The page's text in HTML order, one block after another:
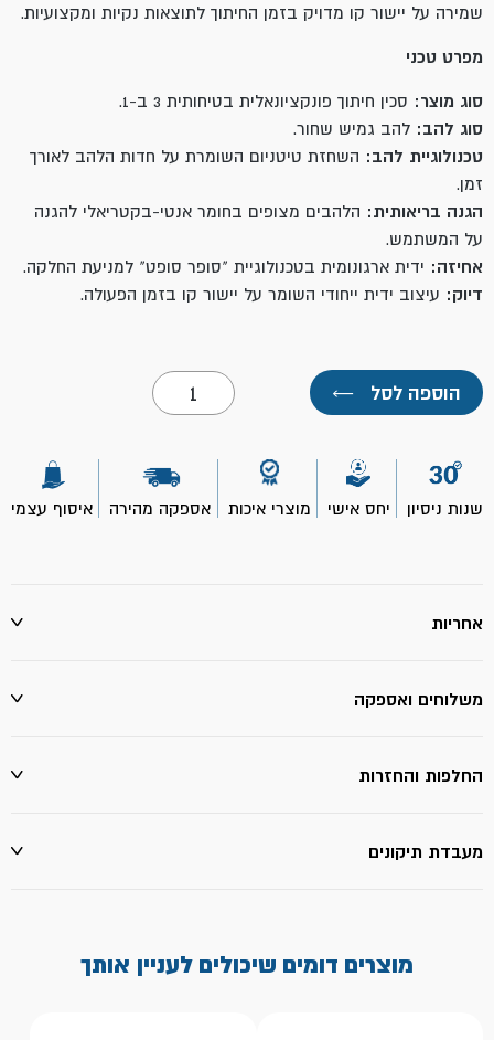
שמירה על יישור קו מדויק בזמן החיתוך לתוצאות נקיות ומקצועיות.
מפרט טכני
סוג מוצר: סכין חיתוך פונקציונאלית בטיחותית 3 ב-1.
סוג להב: להב גמיש שחור.
טכנולוגיית להב: השחזת טיטניום השומרת על חדות הלהב לאורך
זמן.
הגנה בריאותית: הלהבים מצופים בחומר אנטי-בקטריאלי להגנה
על המשתמש.
אחיזה: ידית ארגונומית בטכנולוגיית "סופר סופט" למניעת החלקה.
דיוק: עיצוב ידית ייחודי השומר על יישור קו בזמן הפעולה.
הוספה לסל ←
כמות
של
סכין
סופר
מ"מ
שנות ניסיון יחס אישי מוצרי איכות אספקה מהירה איסוף עצמי
אחריות
משלוחים ואספקה
החלפות והחזרות
מעבדת תיקונים
מוצרים דומים שיכולים לעניין אותך